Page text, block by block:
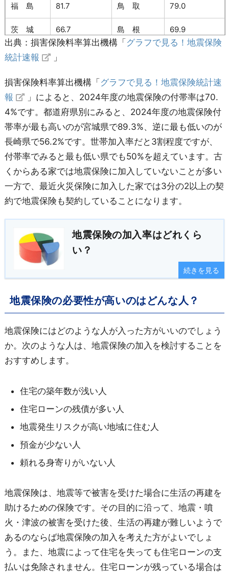
福 島 81.7 鳥 取 79.0
茨 城 66.7 島 根 69.9
栃 木
群 馬 68.3 広 島 76.7
埼 玉 65.6 山 口 71.3
千 葉 65.4 徳 島 77.2
東 京 62.2 香 川 77.0
神奈川 64.0 愛 媛 77.4
75.2 高 知 87.6
富 山 67.6 福 岡 77.4
石 川 66.6 佐 賀 65.4
福 井 73.4 56.2
長 野 71.0 大 分 78.1
岐 阜 80.2 宮 崎 85.4
静 岡 69.1
三 重 76.4 合 計
出典：損害保険料率算出機構「グラフで見る！地震保険
統計速報
」
損害保険料率算出機構「グラフで見る！地震保険統計速
報
」によると、2024年度の地震保険の付帯率は70.
4%です。都道府県別にみると、2024年度の地震保険付
帯率が最も高いのが宮城県で89.3%、逆に最も低いのが
長崎県で56.2%です。世帯加入率だと3割程度ですが、
付帯率でみると最も低い県でも50%を超えています。古
くからある家では地震保険に加入していないことが多い
一方で、最近火災保険に加入した家では3分の2以上の契
約で地震保険も契約していることになります。
地震保険の加入率はどれくら
い？
続きを見る
地震保険の必要性が高いのはどんな人？
地震保険にはどのような人が入った方がいいのでしょう
か。次のような人は、地震保険の加入を検討することを
おすすめします。
住宅の築年数が浅い人
住宅ローンの残債が多い人
地震発生リスクが高い地域に住む人
預金が少ない人
頼れる身寄りがいない人
地震保険は、地震等で被害を受けた場合に生活の再建を
助けるための保険です。その目的に沿って、地震・噴
火・津波の被害を受けた後、生活の再建が難しいようで
あるのならば地震保険の加入を考えた方がよいでしょ
う。また、地震によって住宅を失っても住宅ローンの支
払いは免除されません。住宅ローンが残っている場合は